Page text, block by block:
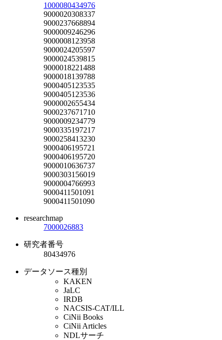
1000080434976
9000020308337
9000237668894
9000009246296
9000008123958
9000024205597
9000024539815
9000018221488
9000018139788
9000405123535
9000405123536
9000002655434
9000237671710
9000009234779
9000335197217
9000258413230
9000406195721
9000406195720
9000010636737
9000303156019
9000004766993
9000411501091
9000411501090
researchmap
7000026883
研究者番号
80434976
データソース種別
KAKEN
JaLC
IRDB
NACSIS-CAT/ILL
CiNii Books
CiNii Articles
NDLサーチ